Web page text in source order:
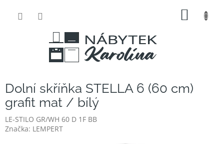
Dolní skříňka STELLA 6 (60 cm)
grafit mat / bílý
LE-STILO GR/WH 60 D 1F BB
Značka: LEMPERT